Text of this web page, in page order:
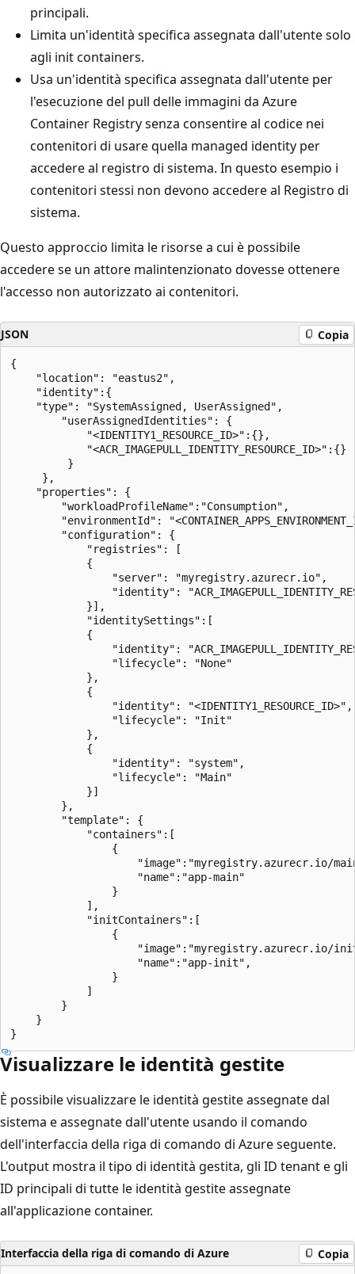
principali.
Limita un'identità specifica assegnata dall'utente solo
agli init containers.
Usa un'identità specifica assegnata dall'utente per
l'esecuzione del pull delle immagini da Azure
Container Registry senza consentire al codice nei
contenitori di usare quella managed identity per
accedere al registro di sistema. In questo esempio i
contenitori stessi non devono accedere al Registro di
sistema.
Questo approccio limita le risorse a cui è possibile
accedere se un attore malintenzionato dovesse ottenere
l'accesso non autorizzato ai contenitori.
JSON Copia
{
    "location": "eastus2",
    "identity":{
    "type": "SystemAssigned, UserAssigned",
        "userAssignedIdentities": {
            "<IDENTITY1_RESOURCE_ID>":{},
            "<ACR_IMAGEPULL_IDENTITY_RESOURCE_ID>":{}
         }
     },
    "properties": {
        "workloadProfileName":"Consumption",
"environmentId":
        "configuration": {
            "registries": [
            {
                "server": "myregistry.azurecr.io",
"identity":
            }],
            "identitySettings":[
            {
"identity":
                "lifecycle": "None"
            },
            {
                "identity": "<IDENTITY1_RESOURCE_ID>",
                "lifecycle": "Init"
            },
            {
                "identity": "system",
                "lifecycle": "Main"
            }]
        },
        "template": {
            "containers":[
                {
"image":"myregistry.azurecr.io/
                    "name":"app-main"
                }
            ],
            "initContainers":[
                {
"image":"myregistry.azurecr.io/
                    "name":"app-init",
                }
            ]
        }
    }
Visualizzare le identità gestite
È possibile visualizzare le identità gestite assegnate dal
sistema e assegnate dall'utente usando il comando
dell'interfaccia della riga di comando di Azure seguente.
L'output mostra il tipo di identità gestita, gli ID tenant e gli
ID principali di tutte le identità gestite assegnate
all'applicazione container.
Interfaccia della riga di comando di Azure Copia